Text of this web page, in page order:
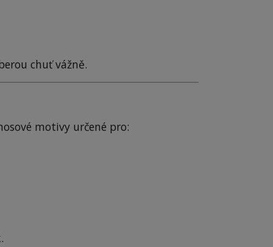
chuť vážně.
motivy určené pro: